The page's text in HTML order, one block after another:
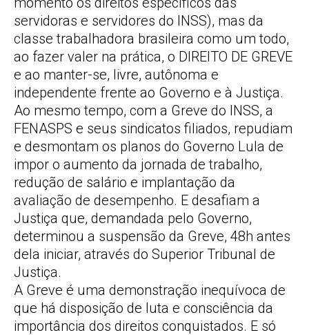
servidoras e servidores do INSS), mas da
classe trabalhadora brasileira como um todo,
ao fazer valer na prática, o DIREITO DE GREVE
e ao manter-se, livre, autônoma e
independente frente ao Governo e à Justiça.
Ao mesmo tempo, com a Greve do INSS, a
FENASPS e seus sindicatos filiados, repudiam
e desmontam os planos do Governo Lula de
impor o aumento da jornada de trabalho,
redução de salário e implantação da
avaliação de desempenho. E desafiam a
Justiça que, demandada pelo Governo,
determinou a suspensão da Greve, 48h antes
dela iniciar, através do Superior Tribunal de
Justiça.
A Greve é uma demonstração inequívoca de
que há disposição de luta e consciência da
importância dos direitos conquistados. E só